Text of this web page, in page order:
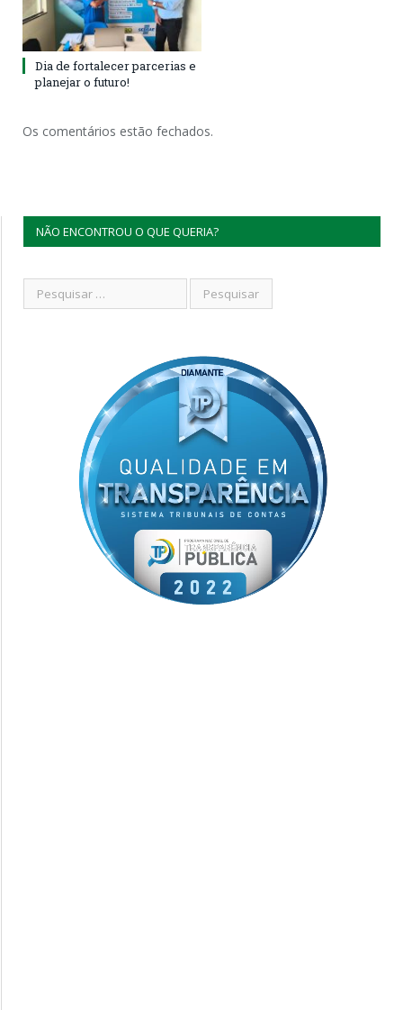
Dia de fortalecer parcerias e
planejar o futuro!
Os comentários estão fechados.
NÃO ENCONTROU O QUE QUERIA?